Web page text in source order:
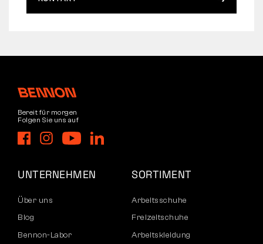
Bereit für morgen
Folgen Sie uns auf
UNTERNEHMEN
Über uns
Blog
Bennon-Labor
SORTIMENT
Arbeitsschuhe
Freizeitschuhe
Arbeitskleidung